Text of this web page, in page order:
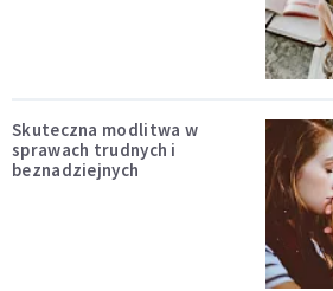
Skuteczna modlitwa w
sprawach trudnych i
beznadziejnych